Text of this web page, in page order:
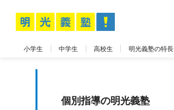
高校生
中学生
小学生 明光義塾の特長
個別指導の明光義塾